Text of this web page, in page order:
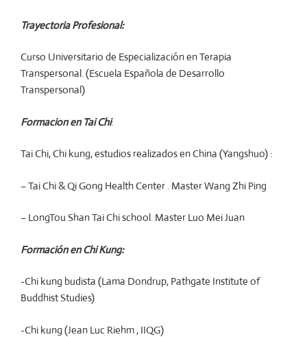
Trayectoria Profesional:
Curso Universitario de Especialización en Terapia
Transpersonal. (Escuela Española de Desarrollo
Transpersonal)
Formacion en Tai Chi:
Tai Chi, Chi kung, estudios realizados en China (Yangshuo) :
– Tai Chi & Qi Gong Health Center . Master Wang Zhi Ping
– LongTou Shan Tai Chi school. Master Luo Mei Juan
Formación en Chi Kung:
-Chi kung budista (Lama Dondrup, Pathgate Institute of
Buddhist Studies)
-Chi kung (Jean Luc Riehm , IIQG)